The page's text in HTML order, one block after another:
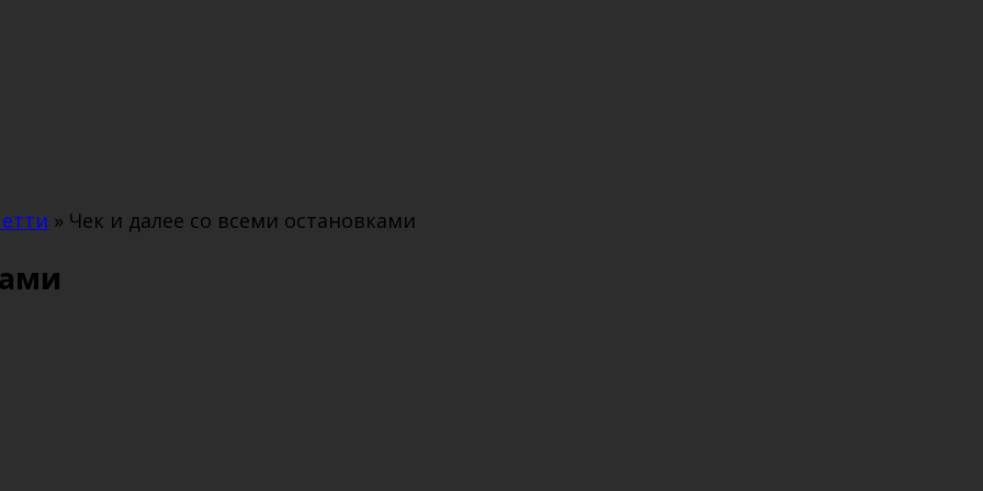
» Чек и далее со всеми остановками